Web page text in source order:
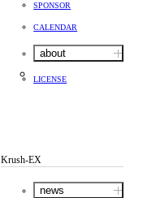
SPONSOR
CALENDAR
about
LICENSE
Krush-EX
news